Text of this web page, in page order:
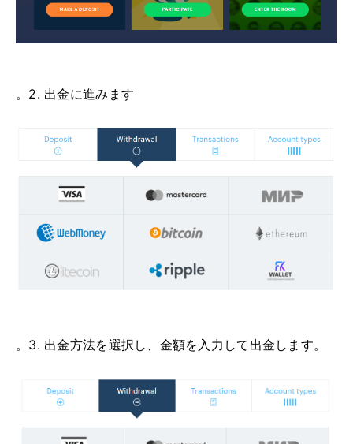
。2. 出金に進みます
。3. 出金方法を選択し、金額を入力して出金します。